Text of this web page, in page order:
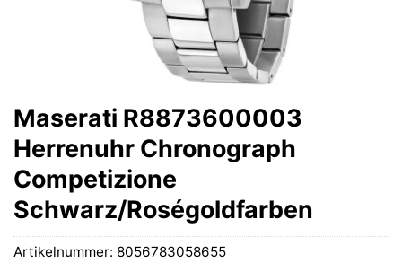
Maserati R8873600003
Herrenuhr Chronograph
Competizione
Schwarz/Roségoldfarben
Artikelnummer: 8056783058655